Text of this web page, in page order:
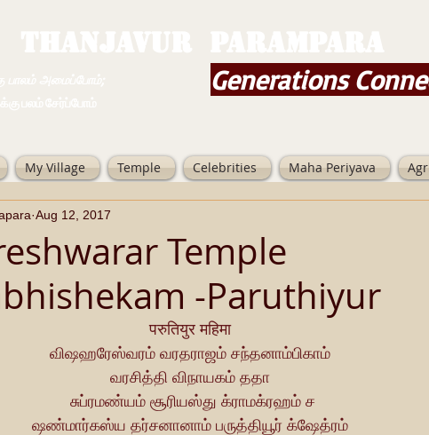
Generations
My Village Temple Celebrities Maha Periyava
Temple
-Paruthiyur
Aug 12, 2017
परुतियुर महिमा
விஷஹரேஸ்வரம் வரதராஜம் சந்தனாம்பிகாம்
வரசித்தி விநாயகம் ததா
சுப்ரமண்யம் சூரியஸ்து க்ராமக்ரஹம் ச
ஷண்மார்கஸ்ய தர்சனானாம் பருத்தியூர் க்ஷேத்ரம்